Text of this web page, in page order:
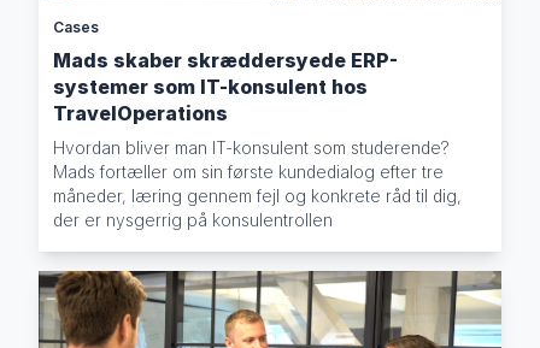
Cases
Mads skaber skræddersyede ERP-
systemer som IT-konsulent hos
TravelOperations
Hvordan bliver man IT-konsulent som studerende?
Mads fortæller om sin første kundedialog efter tre
måneder, læring gennem fejl og konkrete råd til dig,
der er nysgerrig på konsulentrollen